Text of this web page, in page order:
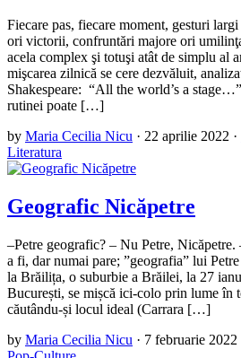
Fiecare pas, fiecare moment, gesturi
ori victorii, confruntări majore ori
acela complex şi totuşi atât de simplu al
mişcarea zilnică se cere dezvăluit,
Shakespeare: “All the world’s a
rutinei poate […]
by Maria Cecilia Nicu · 22 aprilie 2022 ·
Literatura
Geografic Nicăpetre
–Petre geografic? – Nu Petre,
a fi, dar numai pare; ”geografia” lui
la Brăilița, o suburbie a Brăilei, la 27
București, se mișcă ici-colo prin lume în
căutându-și locul ideal (Carrara […]
by Maria Cecilia Nicu · 7 februarie 2022